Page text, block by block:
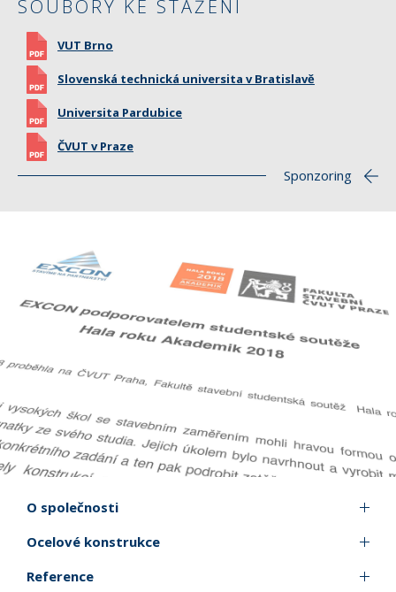
SOUBORY KE STAŽENÍ
VUT Brno
Slovenská technická universita v Bratislavě
Universita Pardubice
ČVUT v Praze
Sponzoring
O společnosti
Ocelové konstrukce
Reference